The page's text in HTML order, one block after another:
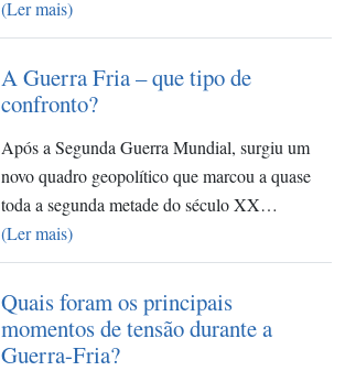
(Ler mais)
A Guerra Fria – que tipo de
confronto?
Após a Segunda Guerra Mundial, surgiu um
novo quadro geopolítico que marcou a quase
toda a segunda metade do século XX…
(Ler mais)
Quais foram os principais
momentos de tensão durante a
Guerra-Fria?